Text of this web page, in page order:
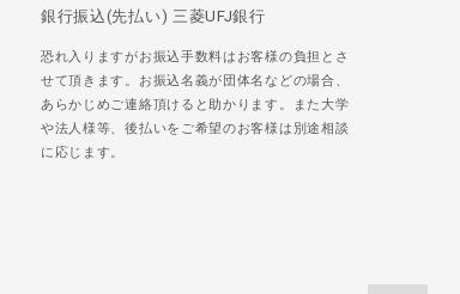
銀行振込(先払い) 三菱UFJ銀行
恐れ入りますがお振込手数料はお客様の負担とさ
せて頂きます。お振込名義が団体名などの場合、
あらかじめご連絡頂けると助かります。また大学
や法人様等、後払いをご希望のお客様は別途相談
に応じます。